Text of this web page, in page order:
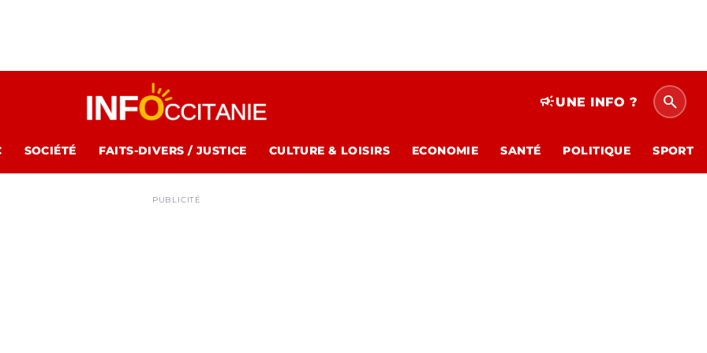
campaignUNE INFO ? search
SOCIÉTÉ FAITS-DIVERS / JUSTICE CULTURE & LOISIRS ECONOMIE SANTÉ POLITIQUE SPORT
PUBLICITÉ